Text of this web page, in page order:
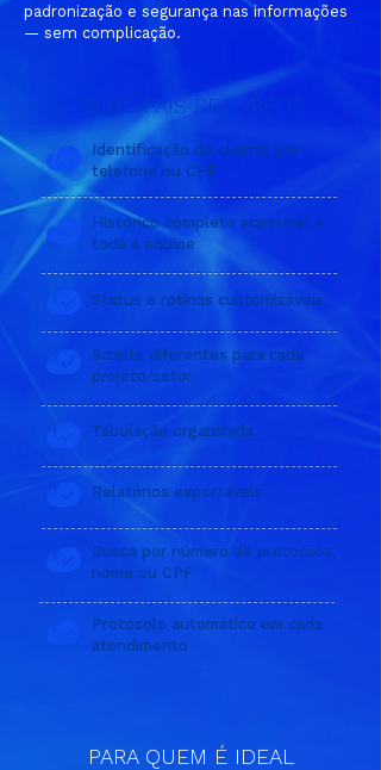
PRINCIPAIS RECURSOS
​Identificação do cliente por
telefone ou CPF
Histórico completo acessível a
toda a equipe
Status e rotinas customizáveis
Scripts diferentes para cada
projeto/setor
Tabulação organizada
Relatórios exportáveis
Busca por número de protocolo,
nome ou CPF
Protocolo automático em cada
atendimento
PARA QUEM É IDEAL
padronização e segurança nas informações
— sem complicação.